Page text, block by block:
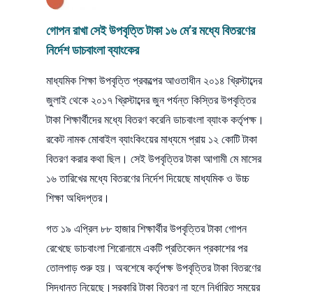
গোপন রাখা সেই উপবৃত্তি টাকা ১৬ মে’র মধ্যে বিতরণের
নির্দেশ ডাচবাংলা ব্যাংকের
মাধ্যমিক শিক্ষা উপবৃত্তি প্রকল্পের আওতাধীন ২০১৪ খ্রিস্টাব্দের
জুলাই থেকে ২০১৭ খ্রিস্টাব্দের জুন পর্যন্ত কিস্তির উপবৃত্তির
টাকা শিক্ষার্থীদের মধ্যে বিতরণ করেনি ডাচবাংলা ব্যাংক কর্তৃপক্ষ।
রকেট নামক মোবাইল ব্যাংকিংয়ের মাধ্যমে প্রায় ১২ কোটি টাকা
বিতরণ করার কথা ছিল। সেই উপবৃত্তির টাকা আগামী মে মাসের
১৬ তারিখের মধ্যে বিতরণের নির্দেশ দিয়েছে মাধ্যমিক ও উচ্চ
শিক্ষা অধিদপ্তর।
গত ১৯ এপ্রিল ৮৮ হাজার শিক্ষার্থীর উপবৃত্তির টাকা গোপন
রেখেছে ডাচবাংলা শিরোনামে একটি প্রতিবেদন প্রকাশের পর
তোলপাড় শুরু হয়। অবশেষে কর্তৃপক্ষ উপবৃত্তির টাকা বিতরণের
সিদ্ধান্ত নিয়েছে।সরকারি টাকা বিতরণ না হলে নির্ধারিত সময়ের